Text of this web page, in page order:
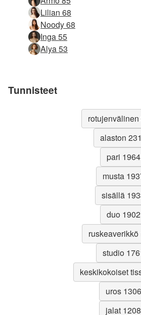
Lilian 68
Noody 68
Inga 55
Alya 53
Tunnisteet
rotujenvälinen
alaston
pari 1964
musta
sisällä
duo 1902
ruskeaverikkö
studio
keskikokoiset
uros 1306
jalat 1208